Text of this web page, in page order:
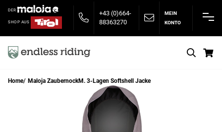
DER
SHOP AUS
+43 (0)664-
88363270
MEIN
KONTO
Home Maloja ZaubernockM. 3-Lagen Softshell Jacke